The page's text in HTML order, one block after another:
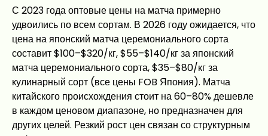
С 2023 года оптовые цены на матча примерно
удвоились по всем сортам. В 2026 году ожидается, что
цена на японский матча церемониального сорта
составит $100–$320/кг, $55–$140/кг за японский
матча церемониального сорта, $35–$80/кг за
кулинарный сорт (все цены FOB Япония). Матча
китайского происхождения стоит на 60–80% дешевле
в каждом ценовом диапазоне, но предназначен для
других целей. Резкий рост цен связан со структурным